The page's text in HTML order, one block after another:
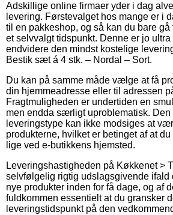
Adskillige online firmaer yder i dag
levering. Førstevalget hos mange er i
til en pakkeshop, og så kan du bare gå
et selvvalgt tidspunkt. Denne er jo
endvidere den mindst kostelige
Bestik sæt á 4 stk. – Nordal – Sort.
Du kan på samme måde vælge at få
din hjemmeadresse eller til adressen
Fragtmuligheden er undertiden en
men endda særligt uproblematisk.
leveringstype kan ikke modsiges at
produkterne, hvilket er betinget af at
lige ved e-butikkens hjemsted.
Leveringshastigheden på Køkkenet >
selvfølgelig rigtig udslagsgivende ifald
nye produkter inden for få dage, og af
fuldkommen essentielt at du gransker
leveringstidspunkt på den